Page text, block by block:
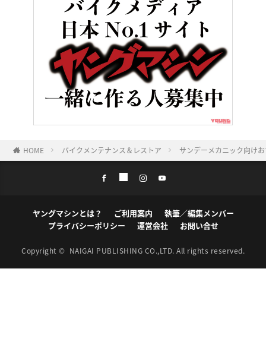
HOME バイクメンテナンス＆レストア サンデーメカニック向け
ヤングマシンとは？ ご利用案内
執筆／編集メンバー
プライバシーポリシー
運営会社 お問い合せ
Copyright © NAIGAI PUBLISHING CO.,LTD. All rights reserved.